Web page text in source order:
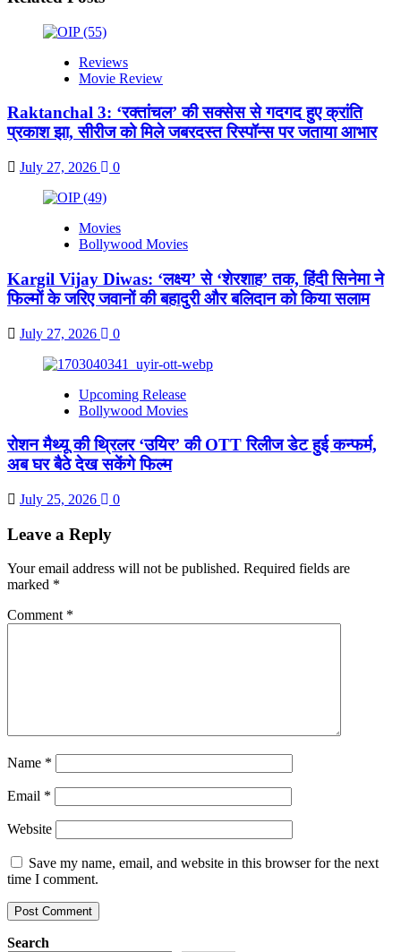
Reviews
Movie Review
Raktanchal 3: ‘रक्तांचल’ की सक्सेस से गदगद हुए क्रांति
प्रकाश झा, सीरीज को मिले जबरदस्त रिस्पॉन्स पर जताया आभार
July 27, 2026 0
Movies
Bollywood Movies
Kargil Vijay Diwas: ‘लक्ष्य’ से ‘शेरशाह’ तक, हिंदी सिनेमा ने
फिल्मों के जरिए जवानों की बहादुरी और बलिदान को किया सलाम
July 27, 2026 0
Upcoming Release
Bollywood Movies
रोशन मैथ्यू की थ्रिलर ‘उयिर’ की OTT रिलीज डेट हुई कन्फर्म,
अब घर बैठे देख सकेंगे फिल्म
July 25, 2026 0
Leave a Reply
Your email address will not be published. Required fields are
marked *
Comment *
Name *
Email *
Website
Save my name, email, and website in this browser for the next
time I comment.
Search